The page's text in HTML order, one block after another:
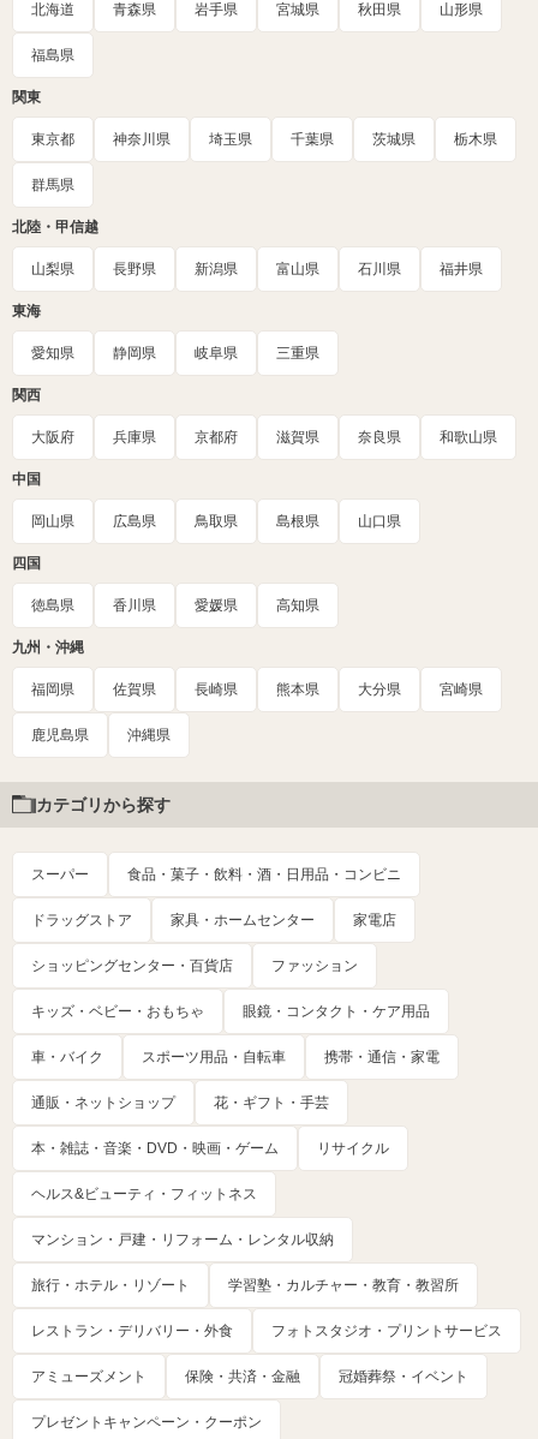
北海道 青森県 岩手県 宮城県 秋田県 山形県
福島県
関東
東京都 神奈川県 埼玉県 千葉県 茨城県 栃木県
群馬県
北陸・甲信越
山梨県 長野県 新潟県 富山県 石川県 福井県
東海
愛知県 静岡県 岐阜県 三重県
関西
大阪府 兵庫県 京都府 滋賀県 奈良県 和歌山県
中国
岡山県 広島県 鳥取県 島根県 山口県
四国
徳島県 香川県 愛媛県 高知県
九州・沖縄
福岡県 佐賀県 長崎県 熊本県 大分県 宮崎県
鹿児島県 沖縄県
カテゴリから探す
スーパー 食品・菓子・飲料・酒・日用品・コンビニ
ドラッグストア 家具・ホームセンター 家電店
ショッピングセンター・百貨店 ファッション
キッズ・ベビー・おもちゃ 眼鏡・コンタクト・ケア用品
車・バイク スポーツ用品・自転車 携帯・通信・家電
通販・ネットショップ 花・ギフト・手芸
本・雑誌・音楽・DVD・映画・ゲーム リサイクル
ヘルス&ビューティ・フィットネス
マンション・戸建・リフォーム・レンタル収納
旅行・ホテル・リゾート 学習塾・カルチャー・教育・教習所
レストラン・デリバリー・外食 フォトスタジオ・プリントサービス
アミューズメント 保険・共済・金融 冠婚葬祭・イベント
プレゼントキャンペーン・クーポン